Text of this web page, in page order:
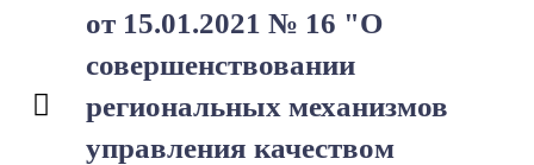
от 15.01.2021 № 16 "О
совершенствовании
региональных механизмов
управления качеством